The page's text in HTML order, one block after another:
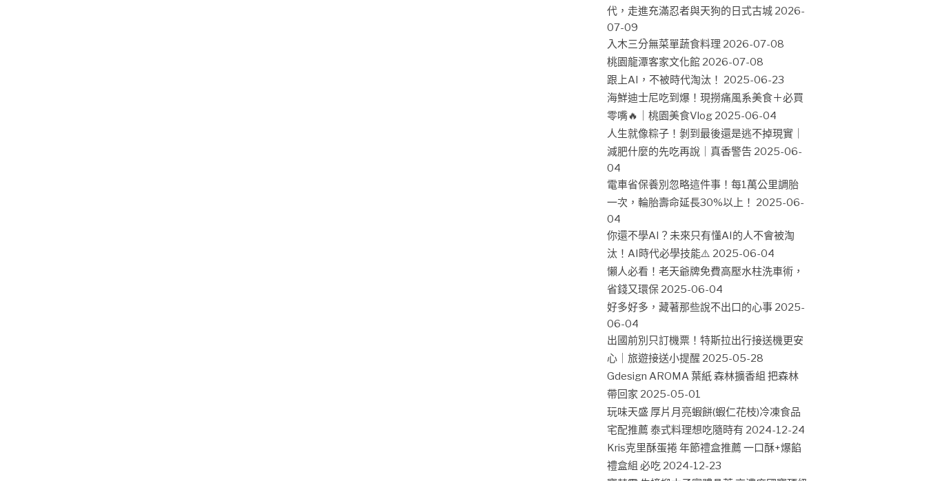
代，走進充滿忍者與天狗的日式古城 2026-
07-09
入木三分無菜單蔬食料理 2026-07-08
桃園龍潭客家文化館 2026-07-08
跟上AI，不被時代淘汰！ 2025-06-23
海鮮迪士尼吃到爆！現撈痛風系美食＋必買
零嘴🔥｜桃園美食Vlog 2025-06-04
人生就像粽子！剝到最後還是逃不掉現實｜
減肥什麼的先吃再說｜真香警告 2025-06-
04
電車省保養別忽略這件事！每1萬公里調胎
一次，輪胎壽命延長30%以上！ 2025-06-
04
你還不學AI？未來只有懂AI的人不會被淘
汰！AI時代必學技能⚠️ 2025-06-04
懶人必看！老天爺牌免費高壓水柱洗車術，
省錢又環保 2025-06-04
好多好多，藏著那些說不出口的心事 2025-
06-04
出國前別只訂機票！特斯拉出行接送機更安
心｜旅遊接送小提醒 2025-05-28
Gdesign AROMA 葉紙 森林擴香組 把森林
帶回家 2025-05-01
玩味天盛 厚片月亮蝦餅(蝦仁花枝)冷凍食品
宅配推薦 泰式料理想吃隨時有 2024-12-24
Kris克里酥蛋捲 年節禮盒推薦 一口酥+爆餡
禮盒組 必吃 2024-12-23